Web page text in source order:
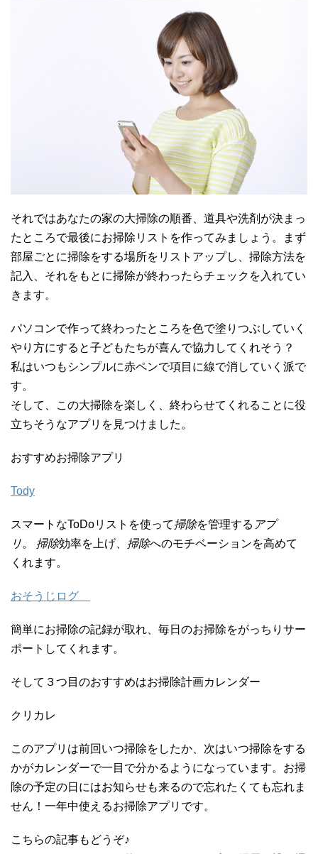
それではあなたの家の大掃除の順番、道具や洗剤が決まっ
たところで最後にお掃除リストを作ってみましょう。まず
部屋ごとに掃除をする場所をリストアップし、掃除方法を
記入、それをもとに掃除が終わったらチェックを入れてい
きます。
パソコンで作って終わったところを色で塗りつぶしていく
やり方にすると子どもたちが喜んで協力してくれそう？
私はいつもシンプルに赤ペンで項目に線で消していく派で
す。
そして、この大掃除を楽しく、終わらせてくれることに役
立ちそうなアプリを見つけました。
おすすめお掃除アプリ
Tody
スマートなToDoリストを使って掃除を管理する アプ
リ。 掃除効率を上げ、 掃除へのモチベーションを高めて
くれます。
おそうじログ
簡単にお掃除の記録が取れ、毎日のお掃除をがっちりサー
ポートしてくれます。
そして３つ目のおすすめはお掃除計画カレンダー
クリカレ
このアプリは前回いつ掃除をしたか、次はいつ掃除をする
かがカレンダーで一目で分かるようになっています。お掃
除の予定の日にはお知らせも来るので忘れたくても忘れま
せん！一年中使えるお掃除アプリです。
こちらの記事もどうぞ♪